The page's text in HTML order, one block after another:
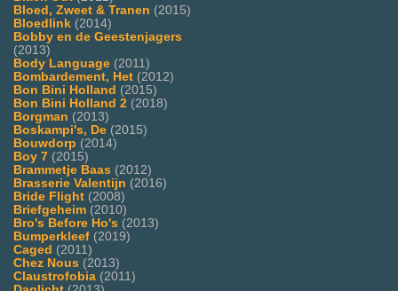
Bloed, Zweet & Tranen (2015)
Bloedlink (2014)
Bobby en de Geestenjagers
(2013)
Body Language (2011)
Bombardement, Het (2012)
Bon Bini Holland (2015)
Bon Bini Holland 2 (2018)
Borgman (2013)
Boskampi's, De (2015)
Bouwdorp (2014)
Boy 7 (2015)
Brammetje Baas (2012)
Brasserie Valentijn (2016)
Bride Flight (2008)
Briefgeheim (2010)
Bro's Before Ho's (2013)
Bumperkleef (2019)
Caged (2011)
Chez Nous (2013)
Claustrofobia (2011)